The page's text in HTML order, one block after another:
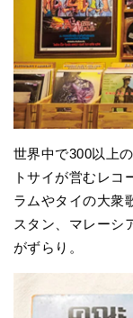
世界中で300以上
トサイが営むレコ
ラムやタイの大衆
スタン、マレーシ
がずらり。